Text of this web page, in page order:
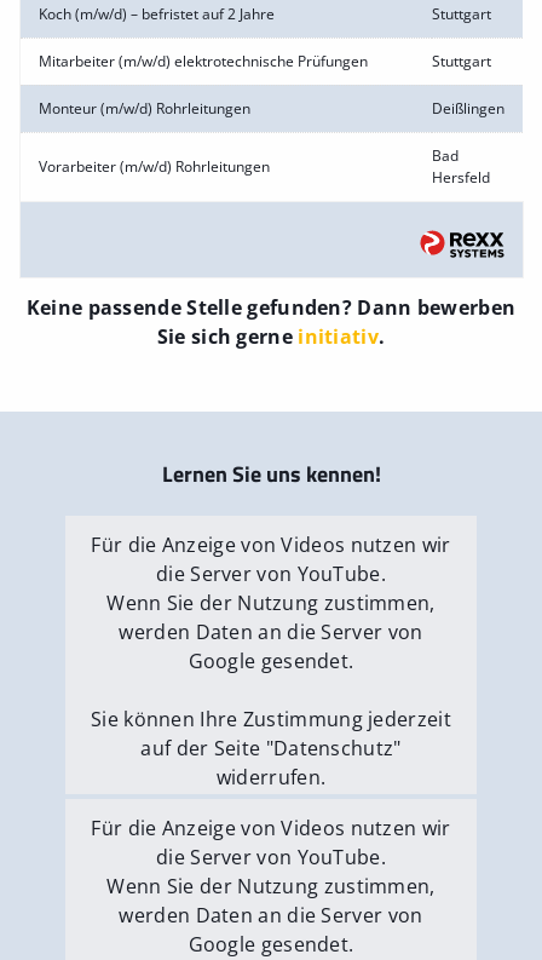
Koch (m/w/d) – befristet auf 2 Jahre Stuttgart
Mitarbeiter (m/w/d) elektrotechnische Prüfungen Stuttgart
Monteur (m/w/d) Rohrleitungen Deißlingen
Vorarbeiter (m/w/d) Rohrleitungen
Bad
Hersfeld
Keine passende Stelle gefunden? Dann bewerben
Sie sich gerne initiativ.
Lernen Sie uns kennen!
Für die Anzeige von Videos nutzen wir
die Server von YouTube.
Wenn Sie der Nutzung zustimmen,
werden Daten an die Server von
Google gesendet.
Sie können Ihre Zustimmung jederzeit
auf der Seite "Datenschutz"
widerrufen.
Externe Medien erlauben
Für die Anzeige von Videos nutzen wir
die Server von YouTube.
Wenn Sie der Nutzung zustimmen,
werden Daten an die Server von
Google gesendet.